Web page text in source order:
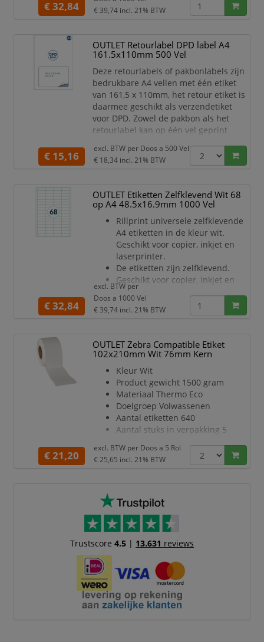
grams/70/55 grams
Labelprinter Copier, inkjet &
laserprinter
Lijmsoort
Permanent/permanente
belijming
€ 32,84
€ 39,74 incl. 21% BTW
OUTLET Retourlabel DPD label A4
161.5x110mm 500 Vel
Deze retourlabels of pakbonlabels zijn
bedrukbare A4 vellen met één etiket
van 161,5 x 110mm, het retour etiket is
daarmee geschikt als verzendetiket
voor DPD. Zowel de pakbon als het
retourlabel kan op één vel geprint
met een inkjet of laserprinter bedrukt
worden.
Zeer geschikt voor e-commerce &
webshops
Merk Rillprint
Kleur Wit
Formaat 161,5 x 110 mm
P
€ 15,16
excl. BTW per Doos a 500 Vel
€ 18,34 incl. 21% BTW
OUTLET Etiketten Zelfklevend Wit 68
op A4 48.5x16.9mm 1000 Vel
Rillprint universele zelfklevende
A4 etiketten in de kleur wit.
Geschikt voor copier, inkjet en
laserprinter.
De etiketten zijn zelfklevend.
Geschikt voor copier, inkjet en
laserprinter.
Lijmsoort:Permanent/permanente
belijming
Product gewicht 70/54
grams/70/55 grams
€ 32,84
excl. BTW per
Doos a 1000 Vel
€ 39,74 incl. 21% BTW
OUTLET Zebra Compatible Etiket
102x210mm Wit 76mm Kern
Kleur Wit
Product gewicht 1500 gram
Materiaal Thermo Eco
Doelgroep Volwassenen
Aantal etiketten 640
Aantal stuks in verpakking 5
Lijmsoort Permanent
Kern 76mm
Buiten diameter 171mm
Perforatie Met perforatie
€ 21,20
excl. BTW per Doos a 5 Rol
€ 25,65 incl. 21% BTW
Trustscore 4.5| 13.631 reviews